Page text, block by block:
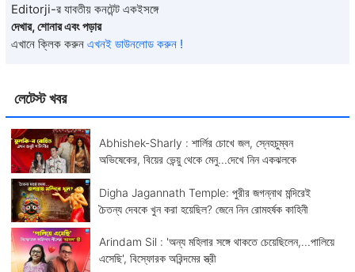
লেটেস্ট খবর
Abhishek-Sharly : শার্লির চোখে জল, স্নেহচুম্বন
অভিষেকের, বিয়ের ভেন্য়ু থেকে মেনু...দেখে নিন একঝলকে
Digha Jagannath Temple: পুরীর জগন্নাথ মন্দিরেই
চৈতন্য দেবকে খুন করা হয়েছিল? জেনে নিন রোমহর্ষক কাহিনী
Arindam Sil : 'অন্য মহিলার সঙ্গে থাকতে চেয়েছিলেন,...পালিয়ে
এসেছি', বিস্ফোরক অরিন্দমের স্ত্রী
Editorji-র যাবতীয় কনটেন্ট একইসঙ্গে
দেখার, শোনার এবং পড়ার
এখানে ক্লিক করুন এখনই ডাউনলোড করুন !